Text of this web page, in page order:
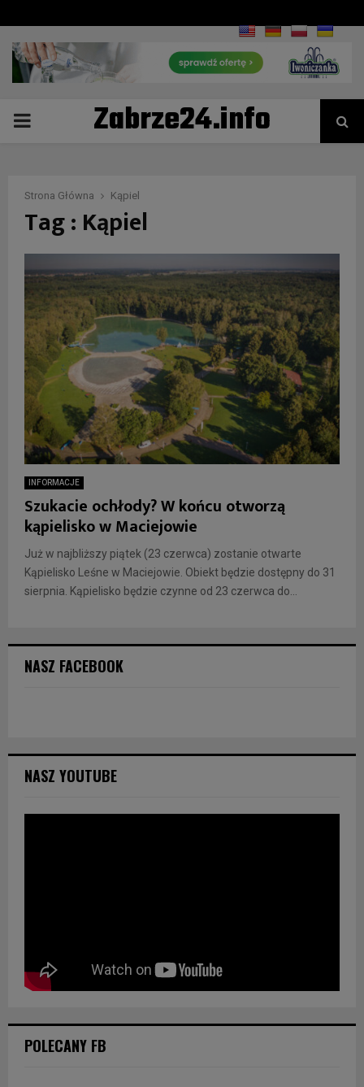
PRIMARYZabrze24.info
Strona Główna Kąpiel
Tag : Kąpiel
INFORMACJE
Szukacie ochłody? W końcu otworzą
kąpielisko w Maciejowie
Już w najbliższy piątek (23 czerwca) zostanie otwarte
Kąpielisko Leśne w Maciejowie. Obiekt będzie dostępny do 31
sierpnia. Kąpielisko będzie czynne od 23 czerwca do...
NASZ FACEBOOK
NASZ YOUTUBE
POLECANY FB